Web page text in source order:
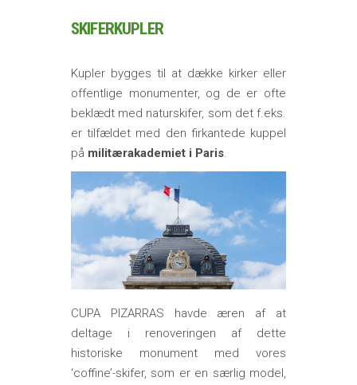
SKIFERKUPLER
Kupler bygges til at dække kirker eller
offentlige monumenter, og de er ofte
beklædt med naturskifer, som det f.eks.
er tilfældet med den firkantede kuppel
på militærakademiet i Paris.
CUPA PIZARRAS havde æren af at
deltage i renoveringen af dette
historiske monument med vores
‘coffine’-skifer, som er en særlig model,